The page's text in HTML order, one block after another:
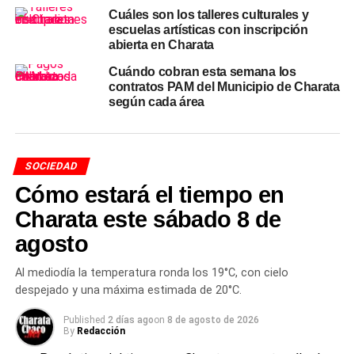
Loslunes y miércoles
E.E.P. N° 173 «Malvinas
Argentinas»
funciona como sede de dos propuestas de
Escuela de Danzas Municipal
franjas horarias según la edad: niños a las
19:00 hs
jóvenes y adultos a las20:00 hs, y jóvenes y adultos
intermedios a las21:00 hs. En el mismo establecimiento
Escuela de Música y Banda
Municipal
Los lunes, miércoles y viernes de 18:30 a 20:30 hs
Escuela de Música y Banda Municipal
funciona en el
Patio del Museo Municipal. Además, los
se abren las inscripciones para
el mismo espacio, una oportunidad para quienes quieran
sumarse por primera vez.
Cuáles son los talleres culturales y
escuelas artísticas con inscripción
abierta en Charata
Cuándo cobran esta semana los
contratos PAM del Municipio de Charata
según cada área
SOCIEDAD
Cómo estará el tiempo en
Charata este sábado 8 de
agosto
Al mediodía la temperatura ronda los 19°C, con cielo
despejado y una máxima estimada de 20°C.
Published 2 días agoon 8 de agosto de 2026
By Redacción